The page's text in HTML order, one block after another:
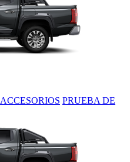
ACCESORIOS PRUEBA DE